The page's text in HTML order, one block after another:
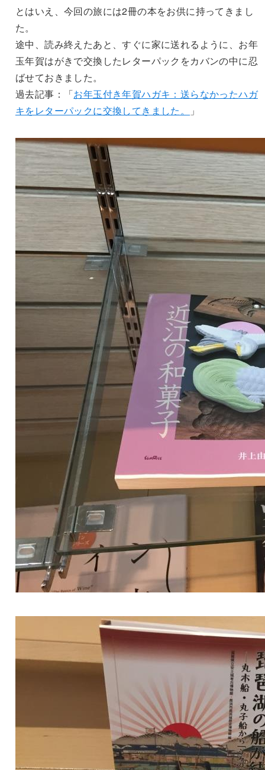
とはいえ、今回の旅には2冊の本をお供に持ってきまし
た。
途中、読み終えたあと、すぐに家に送れるように、お年
玉年賀はがきで交換したレターパックをカバンの中に忍
ばせておきました。
過去記事：「お年玉付き年賀ハガキ：送らなかったハガ
キをレターパックに交換してきました。
」